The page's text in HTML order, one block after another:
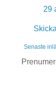
29
Senaste